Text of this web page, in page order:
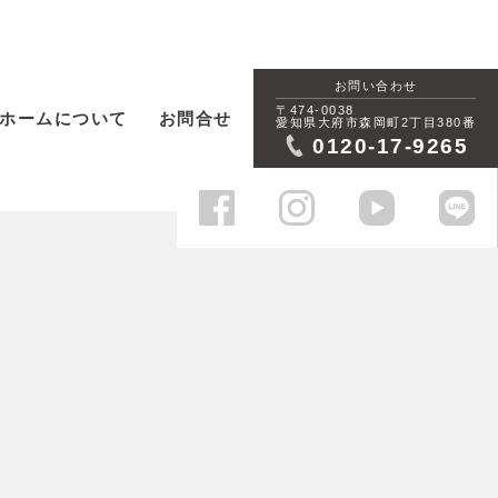
ームについて お問合せ
お問い合わせ
〒474-0038
愛知県大府市森岡町2丁目380番
0120-17-9265